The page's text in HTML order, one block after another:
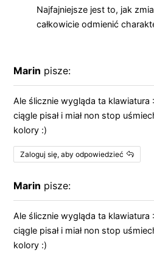
Najfajniejsze jest to, jak
całkowicie odmienić
Marin pisze:
Ale ślicznie wygląda ta klawiatura
ciągle pisał i miał non stop
kolory :)
Zaloguj się, aby odpowiedzieć
Marin pisze:
Ale ślicznie wygląda ta klawiatura
ciągle pisał i miał non stop
kolory :)